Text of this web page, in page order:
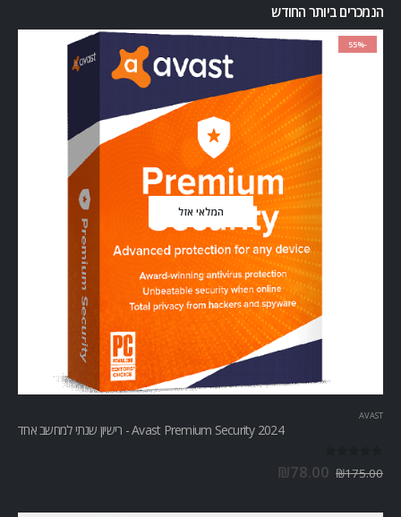
הנמכרים ביותר החודש
-55%
המלאי אזל
AVAST
Avast Premium Security 2024 - רישיון שנתי למחשב אחד
₪175.00
₪78.00